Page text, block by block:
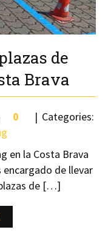
de
Brava
0
Categories:
en la Costa Brava
encargado de llevar
de […]